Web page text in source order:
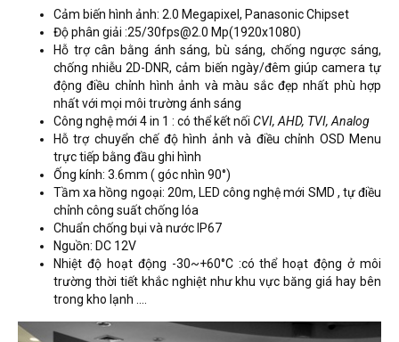
Cảm biến hình ảnh: 2.0 Megapixel, Panasonic Chipset
Độ phân giải :25/30fps@2.0 Mp(1920x1080)
Hỗ trợ cân bằng ánh sáng, bù sáng, chống ngược sáng,
chống nhiễu 2D-DNR, cảm biến ngày/đêm giúp camera tự
động điều chỉnh hình ảnh và màu sắc đẹp nhất phù hợp
nhất với mọi môi trường ánh sáng
Công nghệ mới 4 in 1 : có thể kết nối CVI, AHD, TVI, Analog
Hỗ trợ chuyển chế độ hình ảnh và điều chỉnh OSD Menu
trực tiếp bằng đầu ghi hình
Ống kính: 3.6mm ( góc nhìn 90°)
Tầm xa hồng ngoại: 20m, LED công nghệ mới SMD , tự điều
chỉnh công suất chống lóa
Chuẩn chống bụi và nước IP67
Nguồn: DC 12V
Nhiệt độ hoạt động -30~+60°C :có thể hoạt động ở môi
trường thời tiết khắc nghiệt như khu vực băng giá hay bên
trong kho lạnh ....